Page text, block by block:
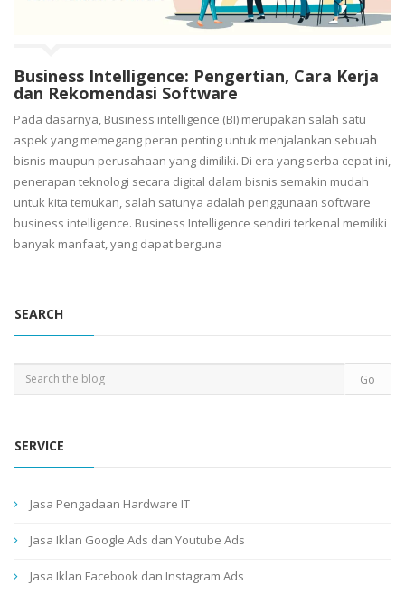
Business Intelligence: Pengertian, Cara Kerja
dan Rekomendasi Software
Pada dasarnya, Business intelligence (BI) merupakan salah satu
aspek yang memegang peran penting untuk menjalankan sebuah
bisnis maupun perusahaan yang dimiliki. Di era yang serba cepat ini,
penerapan teknologi secara digital dalam bisnis semakin mudah
untuk kita temukan, salah satunya adalah penggunaan software
business intelligence. Business Intelligence sendiri terkenal memiliki
banyak manfaat, yang dapat berguna
SEARCH
SERVICE
Jasa Pengadaan Hardware IT
Jasa Iklan Google Ads dan Youtube Ads
Jasa Iklan Facebook dan Instagram Ads